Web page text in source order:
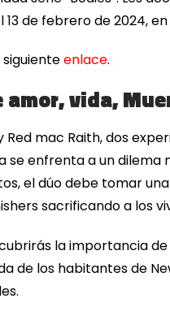
de febrero de 2024,
siguienteenlace.
amor, vida,
mac Raith, dos
se enfrenta a un
el dúo debe tomar
sacrificando a los
la importancia
de los habitantes de